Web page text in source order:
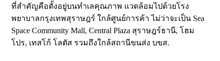
ที่สำคัญคือตั้งอยู่บนทำเลคุณภาพ แวดล้อมไปด้วยโรง
พยาบาลกรุงเทพสุราษฎร์ ใกล้ศูนย์การค้า ไม่ว่าจะเป็น Sea
Space Community Mall, Central Plaza สุราษฎร์ธานี, โฮม
โปร, เทสโก้ โลตัส รวมถึงใกล้สถานีขนส่ง บขส.